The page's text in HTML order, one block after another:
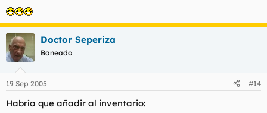
Doctor Seperiza
Baneado
19 Sep 2005 #14
Habría que añadir al inventario: